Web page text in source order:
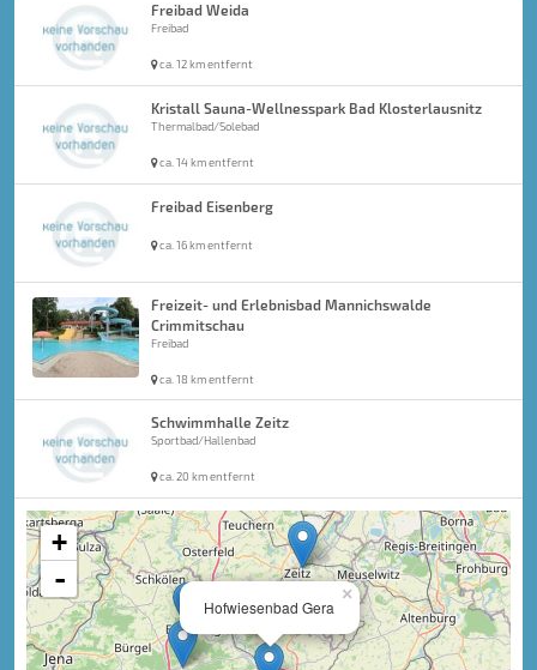
Freibad Weida
Freibad
ca. 12 km entfernt
Kristall Sauna-Wellnesspark Bad Klosterlausnitz
Thermalbad/Solebad
ca. 14 km entfernt
Freibad Eisenberg
ca. 16 km entfernt
Freizeit- und Erlebnisbad Mannichswalde
Crimmitschau
Freibad
ca. 18 km entfernt
Schwimmhalle Zeitz
Sportbad/Hallenbad
ca. 20 km entfernt
×
Hofwiesenbad Gera
+
-